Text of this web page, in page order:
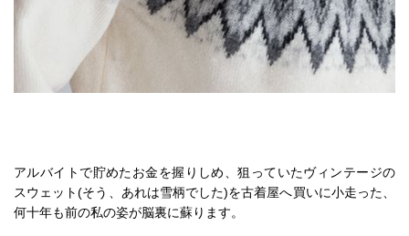
アルバイトで貯めたお金を握りしめ、狙っていたヴィンテージの
スウェット(そう、あれは雪柄でした)を古着屋へ買いに小走った、
何十年も前の私の姿が脳裏に蘇ります。